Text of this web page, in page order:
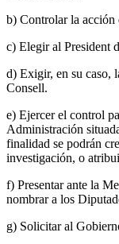
b) Controlar la acción
c) Elegir al President
d) Exigir, en su caso,
Consell.
e) Ejercer el control
Administración
finalidad se podrán
investigación, o
f) Presentar ante la
nombrar a los
g) Solicitar al